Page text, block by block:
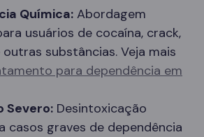
Química: Abordagem
usuários de cocaína, crack,
substâncias. Veja mais
para dependência em
Severo: Desintoxicação
casos graves de dependência